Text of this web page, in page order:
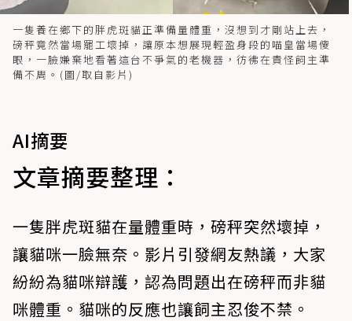
一隻養在鄉下的胖虎斑貓正準備量體重，沒想到才剛站上去，
磅秤竟然當場罷工壞掉，讓原本想展現輕盈身段的喵皇當場傻
眼，一臉嫌棄地看著這台不爭氣的老機器，彷彿在責怪飼主準
備不周。(圖/取自影片)
AI摘要
文章摘要整理：
一隻胖虎斑貓在量體重時，磅秤突然壞掉，
讓貓咪一臉無奈。影片引發網友熱議，大家
紛紛為貓咪辯護，認為問題出在磅秤而非貓
咪體重。貓咪的反應也讓飼主忍俊不禁。